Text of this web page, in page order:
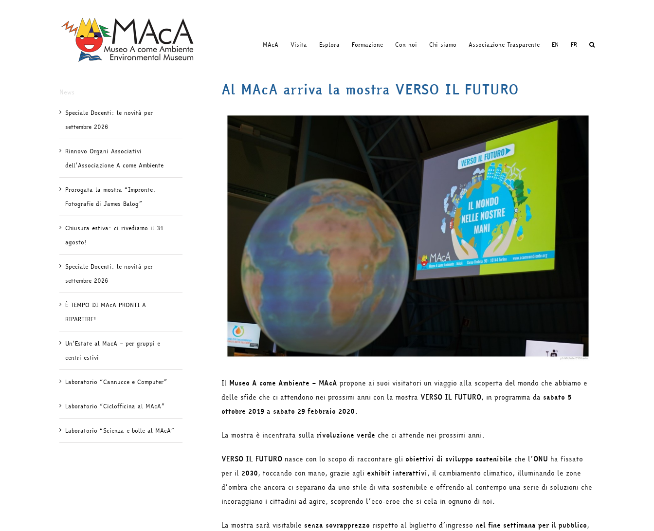
MAcA Visita Esplora Formazione Con noi Chi siamo Associazione Trasparente EN FR
Al MAcA arriva la mostra VERSO IL FUTURO
Il Museo A come Ambiente – MAcA propone ai suoi visitatori un viaggio alla scoperta del mondo che abbiamo e
delle sfide che ci attendono nei prossimi anni con la mostra VERSO IL FUTURO, in programma da sabato 5
ottobre 2019 a sabato 29 febbraio 2020.
La mostra è incentrata sulla rivoluzione verde che ci attende nei prossimi anni.
VERSO IL FUTURO nasce con lo scopo di raccontare gli obiettivi di sviluppo sostenibile che l’ONU ha fissato
per il 2030, toccando con mano, grazie agli exhibit interattivi, il cambiamento climatico, illuminando le zone
d’ombra che ancora ci separano da uno stile di vita sostenibile e offrendo al contempo una serie di soluzioni che
incoraggiano i cittadini ad agire, scoprendo l’eco-eroe che si cela in ognuno di noi.
La mostra sarà visitabile senza sovrapprezzo rispetto al biglietto d’ingresso nel fine settimana per il pubblico,
News
Speciale Docenti: le novità per
settembre 2026
Rinnovo Organi Associativi
dell’Associazione A come Ambiente
Prorogata la mostra “Impronte.
Fotografie di James Balog”
Chiusura estiva: ci rivediamo il 31
agosto!
Speciale Docenti: le novità per
settembre 2026
È TEMPO DI MAcA PRONTI A
RIPARTIRE!
Un’Estate al MacA – per gruppi e
centri estivi
Laboratorio “Cannucce e Computer”
Laboratorio “Ciclofficina al MAcA”
Laboratorio “Scienza e bolle al MAcA”